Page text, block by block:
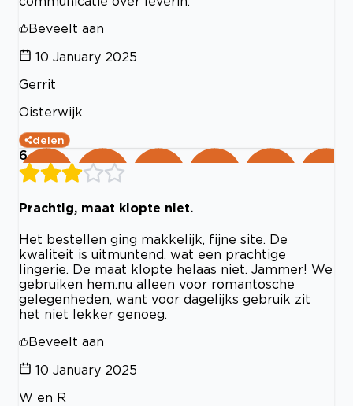
Beveelt aan
10 January 2025
Gerrit
Oisterwijk
delen
6
Prachtig, maat klopte niet.
Het bestellen ging makkelijk, fijne site. De
kwaliteit is uitmuntend, wat een prachtige
lingerie. De maat klopte helaas niet. Jammer! We
gebruiken hem.nu alleen voor romantosche
gelegenheden, want voor dagelijks gebruik zit
het niet lekker genoeg.
Beveelt aan
10 January 2025
W en R